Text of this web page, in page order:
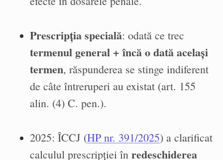
Prescripția specială: odată ce trec
termenul general + încă o dată același
termen, răspunderea se stinge indiferent
de câte întreruperi au existat (art. 155
alin. (4) C. pen.).
2025: ÎCCJ (HP nr. 391/2025) a clarificat
calculul prescripției în redeschiderea